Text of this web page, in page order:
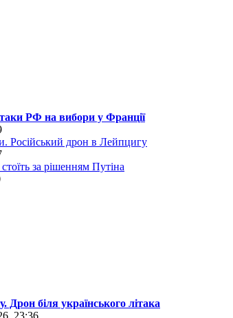
РФ на вибори у Франції
Російський дрон в Лейпцигу
за рішенням Путіна
Дрон біля українського літака